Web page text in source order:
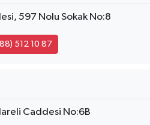
597 Nolu Sokak No:8
512 10 87
Caddesi No:6B